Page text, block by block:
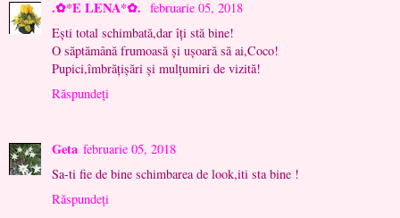
.✿*E LENA*✿. februarie 05, 2018
Ești total schimbată,dar îți stă bine!
O săptămână frumoasă și ușoară să ai,Coco!
Pupici,îmbrățișări și mulțumiri de vizită!
Răspundeți
Geta februarie 05, 2018
Sa-ti fie de bine schimbarea de look,iti sta bine !
Răspundeți